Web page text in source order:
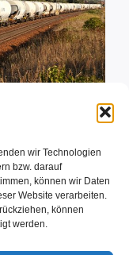
wir Technologien
bzw. darauf
können wir Daten
Website verarbeiten.
können
werden.
vermietet
des Monats mit
an SRI[…]